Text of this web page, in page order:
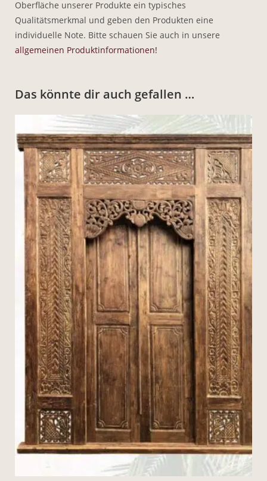
Oberfläche unserer Produkte ein typisches
Qualitätsmerkmal und geben den Produkten eine
individuelle Note. Bitte schauen Sie auch in unsere
allgemeinen Produktinformationen!
Das könnte dir auch gefallen …